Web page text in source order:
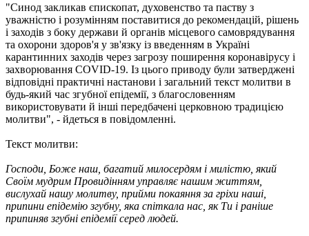
"Синод закликав єпископат, духовенство та паству з
уважністю і розумінням поставитися до рекомендацій, рішень
і заходів з боку держави й органів місцевого самоврядування
та охорони здоров'я у зв'язку із введенням в Україні
карантинних заходів через загрозу поширення коронавірусу і
захворювання COVID-19. Із цього приводу були затверджені
відповідні практичні настанови і загальний текст молитви в
будь-який час згубної епідемії, з благословенням
використовувати й інші передбачені церковною традицією
молитви", - йдеться в повідомленні.
Текст молитви:
Господи, Боже наш, багатий милосердям і милістю, який
Своїм мудрим Провидінням управляє нашим життям,
вислухай нашу молитву, прийми покаяння за гріхи наші,
припини епідемію згубну, яка спіткала нас, як Ти і раніше
припиняв згубні епідемії серед людей.